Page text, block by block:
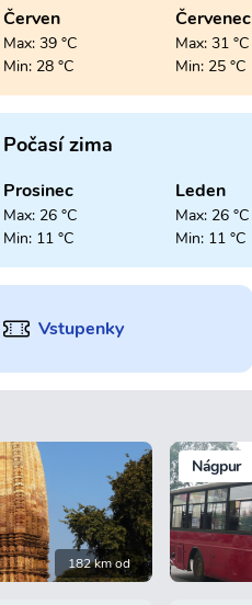
Červen
Max: 39 °C
Min: 28 °C
Červenec
Max: 31 °C
Min: 25 °C
Počasí zima
Prosinec
Max: 26 °C
Min: 11 °C
Leden
Max: 26 °C
Min: 11 °C
Vstupenky
182 km od
Nágpur